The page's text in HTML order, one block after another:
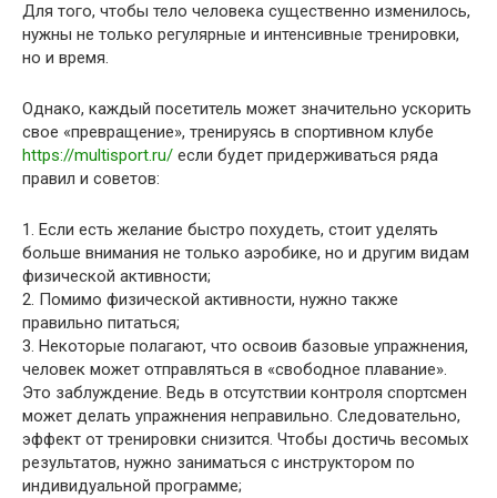
Для того, чтобы тело человека существенно изменилось,
нужны не только регулярные и интенсивные тренировки,
но и время.
Однако, каждый посетитель может значительно ускорить
свое «превращение», тренируясь в спортивном клубе
https://multisport.ru/ если будет придерживаться ряда
правил и советов:
1. Если есть желание быстро похудеть, стоит уделять
больше внимания не только аэробике, но и другим видам
физической активности;
2. Помимо физической активности, нужно также
правильно питаться;
3. Некоторые полагают, что освоив базовые упражнения,
человек может отправляться в «свободное плавание».
Это заблуждение. Ведь в отсутствии контроля спортсмен
может делать упражнения неправильно. Следовательно,
эффект от тренировки снизится. Чтобы достичь весомых
результатов, нужно заниматься с инструктором по
индивидуальной программе;